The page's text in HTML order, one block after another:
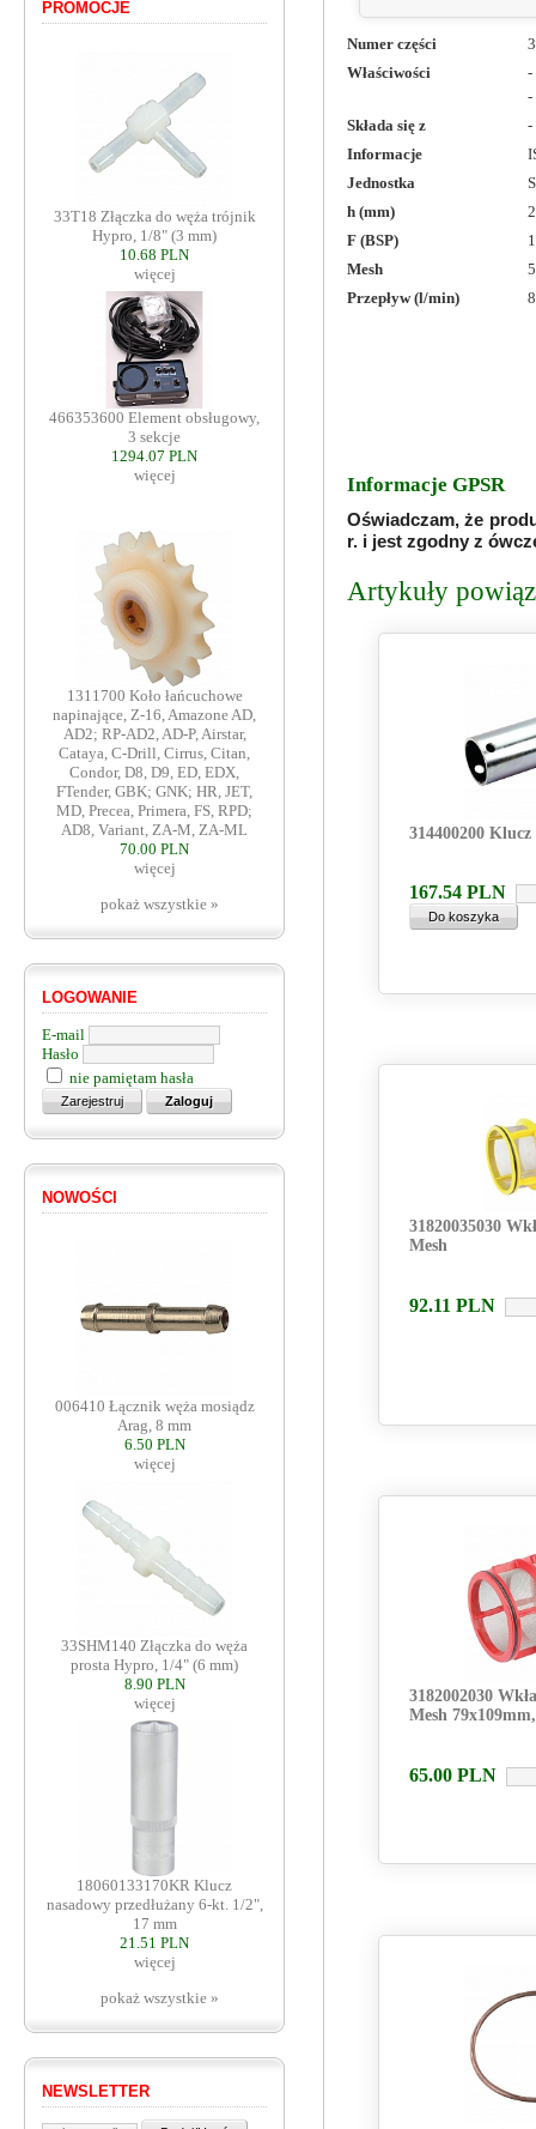
PROMOCJE
33T18 Złączka do węża trójnik
Hypro, 1/8" (3 mm)
10.68 PLN
więcej
466353600 Element obsługowy,
3 sekcje
1294.07 PLN
więcej
1311700 Koło łańcuchowe
napinające, Z-16, Amazone AD,
AD2; RP-AD2, AD-P, Airstar,
Cataya, C-Drill, Cirrus, Citan,
Condor, D8, D9, ED, EDX,
FTender, GBK; GNK; HR, JET,
MD, Precea, Primera, FS, RPD;
AD8, Variant, ZA-M, ZA-ML
70.00 PLN
więcej
pokaż wszystkie »
LOGOWANIE
E-mail
Hasło
nie pamiętam hasła
NOWOŚCI
006410 Łącznik węża mosiądz
Arag, 8 mm
6.50 PLN
więcej
33SHM140 Złączka do węża
prosta Hypro, 1/4" (6 mm)
8.90 PLN
więcej
18060133170KR Klucz
nasadowy przedłużany 6-kt. 1/2",
17 mm
21.51 PLN
więcej
pokaż wszystkie »
NEWSLETTER
Numer części
Właściwości
-
-
Składa się z
-
Informacje
Jednostka
h (mm)
F (BSP)
Mesh
Przepływ (l/min)
Informacje GPSR
Oświadczam, że
r. i jest zgodny z
Artykuły
314400200
167.54 PLN
31820035030
Mesh
92.11 PLN
3182002030
Mesh
65.00 PLN